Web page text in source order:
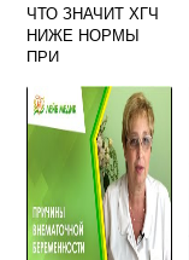
ЧТО ЗНАЧИТ ХГЧ
НИЖЕ НОРМЫ
ПРИ